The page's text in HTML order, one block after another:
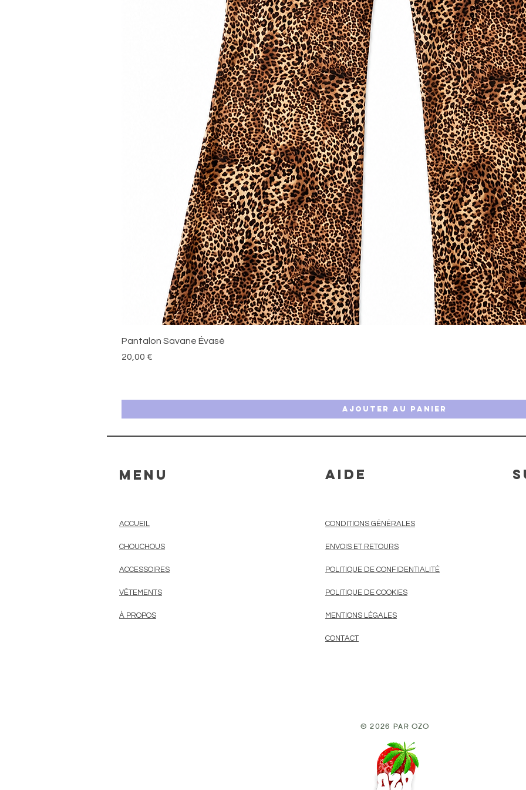
Pantalon Savane Évasé
Prix
20,00 €
Ajouter au panier
MENU AIDE
ACCUEIL
CHOUCHOUS
ACCESSOIRES
VÊTEMENTS
À PROPOS
CONDITIONS GÉNÉRALES
ENVOIS ET RETOURS
POLITIQUE DE CONFIDENTIALITÉ
POLITIQUE DE COOKIES
MENTIONS LÉGALES
CONTACT
© 2026 par Ozo